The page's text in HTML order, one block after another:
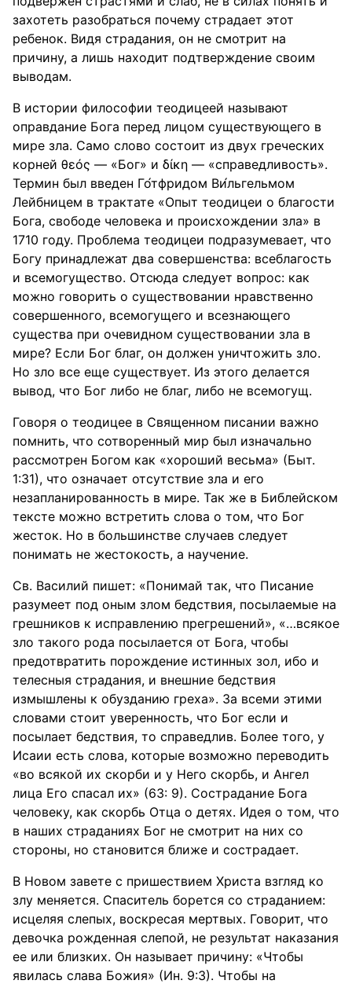
захотеть разобраться почему страдает этот
ребенок. Видя страдания, он не смотрит на
причину, а лишь находит подтверждение своим
выводам.
В истории философии теодицеей называют
оправдание Бога перед лицом существующего в
мире зла. Само слово состоит из двух греческих
корней θεός — «Бог» и δίκη — «справедливость».
Термин был введен Го́тфридом Ви́льгельмом
Лейбницем в трактате «Опыт теодицеи о благости
Бога, свободе человека и происхождении зла» в
1710 году. Проблема теодицеи подразумевает, что
Богу принадлежат два совершенства: всеблагость
и всемогущество. Отсюда следует вопрос: как
можно говорить о существовании нравственно
совершенного, всемогущего и всезнающего
существа при очевидном существовании зла в
мире? Если Бог благ, он должен уничтожить зло.
Но зло все еще существует. Из этого делается
вывод, что Бог либо не благ, либо не всемогущ.
Говоря о теодицее в Священном писании важно
помнить, что сотворенный мир был изначально
рассмотрен Богом как «хороший весьма» (Быт.
1:31), что означает отсутствие зла и его
незапланированность в мире. Так же в Библейском
тексте можно встретить слова о том, что Бог
жесток. Но в большинстве случаев следует
понимать не жестокость, а научение.
Св. Василий пишет: «Понимай так, что Писание
разумеет под оным злом бедствия, посылаемые на
грешников к исправлению прегрешений», «…всякое
зло такого рода посылается от Бога, чтобы
предотвратить порождение истинных зол, ибо и
телесныя страдания, и внешние бедствия
измышлены к обузданию греха». За всеми этими
словами стоит уверенность, что Бог если и
посылает бедствия, то справедлив. Более того, у
Исаии есть слова, которые возможно переводить
«во всякой их скорби и у Него скорбь, и Ангел
лица Его спасал их» (63: 9). Сострадание Бога
человеку, как скорбь Отца о детях. Идея о том, что
в наших страданиях Бог не смотрит на них со
стороны, но становится ближе и сострадает.
В Новом завете с пришествием Христа взгляд ко
злу меняется. Спаситель борется со страданием:
исцеляя слепых, воскресая мертвых. Говорит, что
девочка рожденная слепой, не результат наказания
ее или близких. Он называет причину: «Чтобы
явилась слава Божия» (Ин. 9:3). Чтобы на